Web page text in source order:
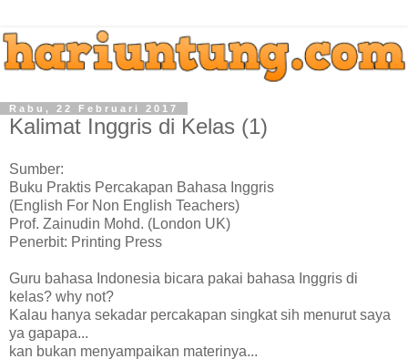
Rabu, 22 Februari 2017
Kalimat Inggris di Kelas (1)
Sumber:
Buku Praktis Percakapan Bahasa Inggris
(English For Non English Teachers)
Prof. Zainudin Mohd. (London UK)
Penerbit: Printing Press
Guru bahasa Indonesia bicara pakai bahasa Inggris di
kelas? why not?
Kalau hanya sekadar percakapan singkat sih menurut saya
ya gapapa...
kan bukan menyampaikan materinya...